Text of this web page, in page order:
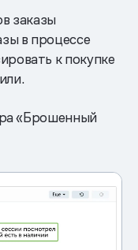
заказы
в процессе
к покупке
«Брошенный